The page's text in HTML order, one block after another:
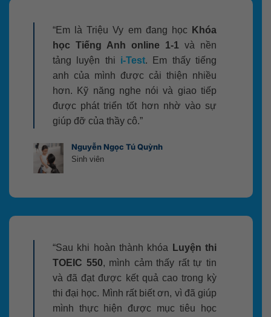
“Em là Triệu Vy em đang học Khóa
học Tiếng Anh online 1-1 và nền
tảng luyện thi i-Test. Em thấy tiếng
anh của mình được cải thiện nhiều
hơn. Kỹ năng nghe nói và giao tiếp
được phát triển tốt hơn nhờ vào sự
giúp đỡ của thầy cô.”
Nguyễn Ngọc Tú Quỳnh
Sinh viên
“Sau khi hoàn thành khóa
Luyện thi
TOEIC 550, mình cảm thấy rất tự tin
và đã đạt được kết quả cao trong kỳ
thi đại học. Mình rất biết ơn, vì đã giúp
mình thực hiện được mục tiêu học